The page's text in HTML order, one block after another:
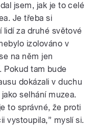
jsem, jak je to celé
Je třeba si
lidí za druhé světové
izolováno v
na něm jen
Pokud tam bude
dokázali v duchu
selhání muzea.
to správné, že proti
vystoupila,” myslí si.